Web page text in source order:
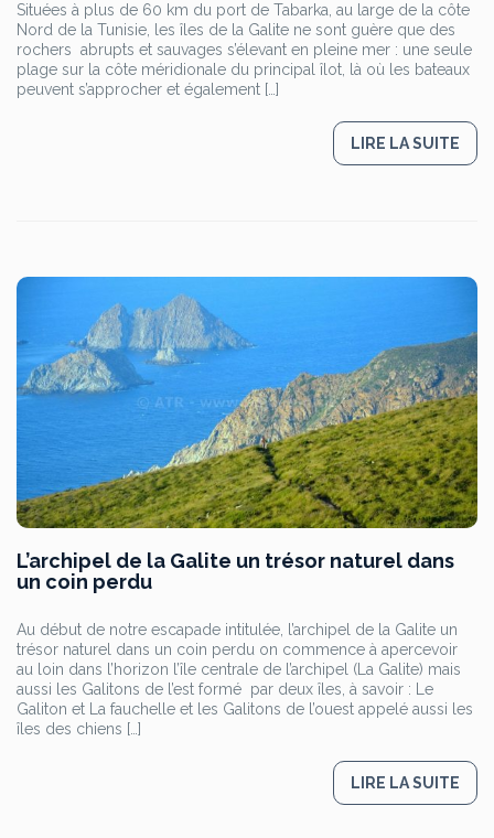
Situées à plus de 60 km du port de Tabarka, au large de la côte
Nord de la Tunisie, les îles de la Galite ne sont guère que des
rochers abrupts et sauvages s’élevant en pleine mer : une seule
plage sur la côte méridionale du principal îlot, là où les bateaux
peuvent s’approcher et également […]
LIRE LA SUITE
L’archipel de la Galite un trésor naturel dans
un coin perdu
Au début de notre escapade intitulée, l’archipel de la Galite un
trésor naturel dans un coin perdu on commence à apercevoir
au loin dans l’horizon l’île centrale de l’archipel (La Galite) mais
aussi les Galitons de l’est formé par deux îles, à savoir : Le
Galiton et La fauchelle et les Galitons de l’ouest appelé aussi les
îles des chiens […]
LIRE LA SUITE